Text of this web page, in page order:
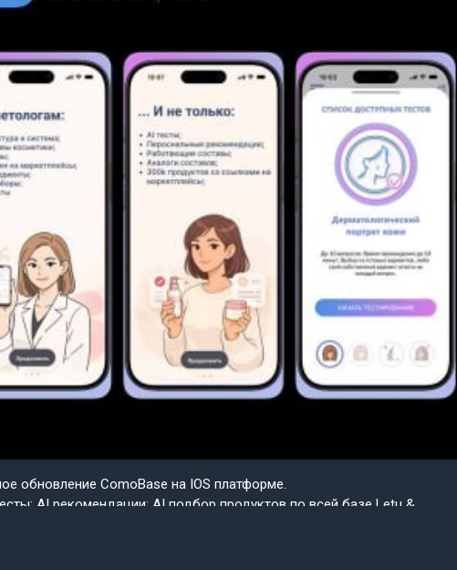
обновление ComoBase на IOS платформе.
AI рекомендации; AI подбор продуктов по всей базе Letu &